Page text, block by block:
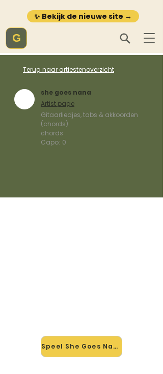
✨ Bekijk de nieuwe site →
G
Terug naar artiestenoverzicht
she goes nana
Artist page
Gitaarliedjes, tabs & akkoorden
(chords)
chords
Capo: 0
Speel She Goes Nana mee →